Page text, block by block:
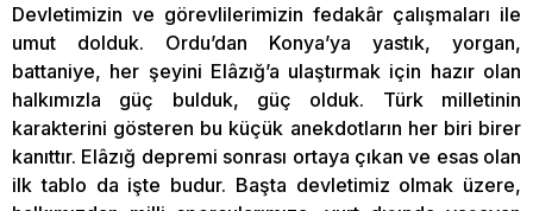
Devletimizin ve görevlilerimizin fedakâr çalışmaları ile
umut dolduk. Ordu’dan Konya’ya yastık, yorgan,
battaniye, her şeyini Elâzığ’a ulaştırmak için hazır olan
halkımızla güç bulduk, güç olduk. Türk milletinin
karakterini gösteren bu küçük anekdotların her biri birer
kanıttır. Elâzığ depremi sonrası ortaya çıkan ve esas olan
ilk tablo da işte budur. Başta devletimiz olmak üzere,